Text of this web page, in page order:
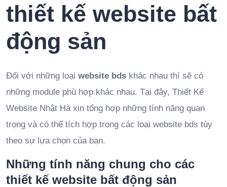
thiết kế website bất
động sản
Đối với những loại website bds khác nhau thì sẽ có
những module phù hợp khác nhau. Tại đây, Thiết Kế
Website Nhật Hà xin tổng hợp những tính năng quan
trọng và có thể tích hợp trong các loại website bds tùy
theo sự lựa chọn của bạn.
Những tính năng chung cho các
thiết kế website bất động sản